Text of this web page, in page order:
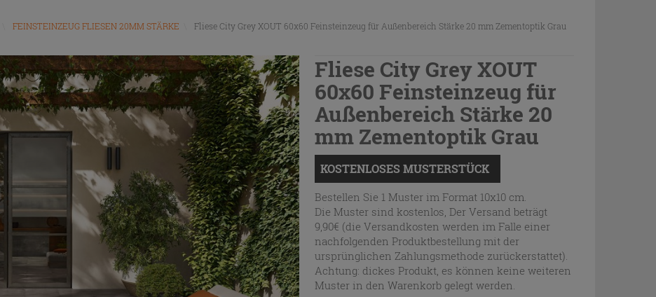
FEINSTEINZEUG FLIESEN 20MM STÄRKE Fliese City Grey XOUT 60x60 Feinsteinzeug für Außenbereich Stärke 20 mm Zementoptik Grau
Fliese City Grey XOUT
60x60 Feinsteinzeug für
Außenbereich Stärke 20
mm Zementoptik Grau
KOSTENLOSES MUSTERSTÜCK
Bestellen Sie 1 Muster im Format 10x10 cm.
Die Muster sind kostenlos, Der Versand beträgt
9,90€ (die Versandkosten werden im Falle einer
nachfolgenden Produktbestellung mit der
ursprünglichen Zahlungsmethode zurückerstattet).
Achtung: dickes Produkt, es können keine weiteren
Muster in den Warenkorb gelegt werden.